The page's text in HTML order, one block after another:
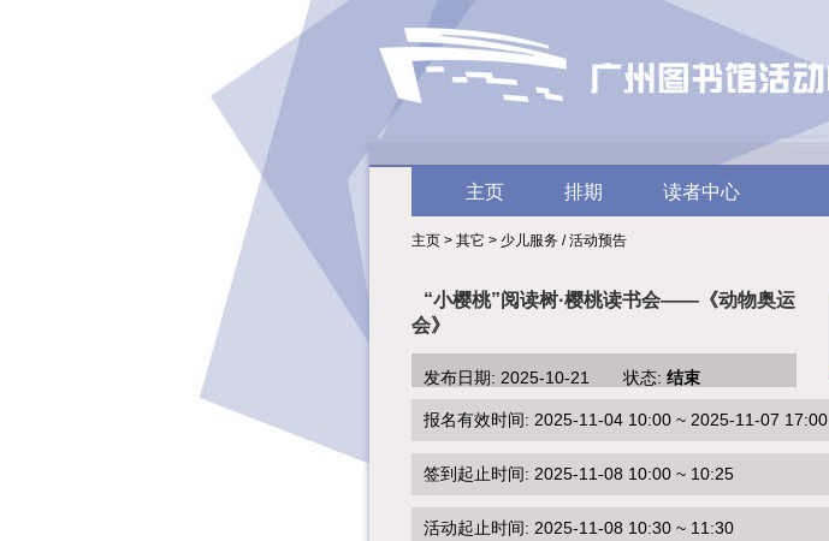
主页 排期 读者中心
主页 > 其它 > 少儿服务 / 活动预告
“小樱桃”阅读树·樱桃读书会——《动物奥运
会》
发布日期: 2025-10-21 状态: 结束
报名有效时间: 2025-11-04 10:00 ~ 2025-11-07 17:00
签到起止时间: 2025-11-08 10:00 ~ 10:25
活动起止时间: 2025-11-08 10:30 ~ 11:30